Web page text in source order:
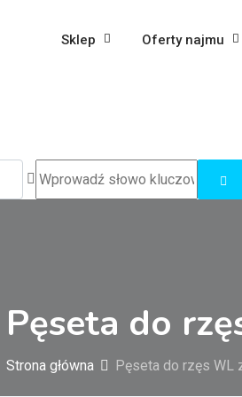
Sklep Oferty najmu
Pęseta do
Strona główna Pęseta do rzęs WL